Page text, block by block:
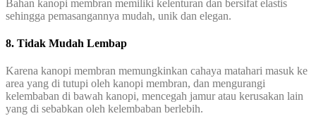
Bahan kanopi membran memiliki kelenturan dan bersifat elastis
sehingga pemasangannya mudah, unik dan elegan.
8. Tidak Mudah Lembap
Karena kanopi membran memungkinkan cahaya matahari masuk ke
area yang di tutupi oleh kanopi membran, dan mengurangi
kelembaban di bawah kanopi, mencegah jamur atau kerusakan lain
yang di sebabkan oleh kelembaban berlebih.